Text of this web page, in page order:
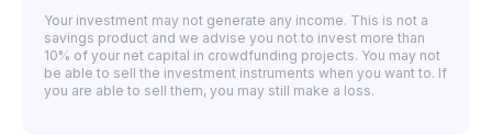
Your investment may not generate any income. This is not a
savings product and we advise you not to invest more than
10% of your net capital in crowdfunding projects. You may not
be able to sell the investment instruments when you want to. If
you are able to sell them, you may still make a loss.